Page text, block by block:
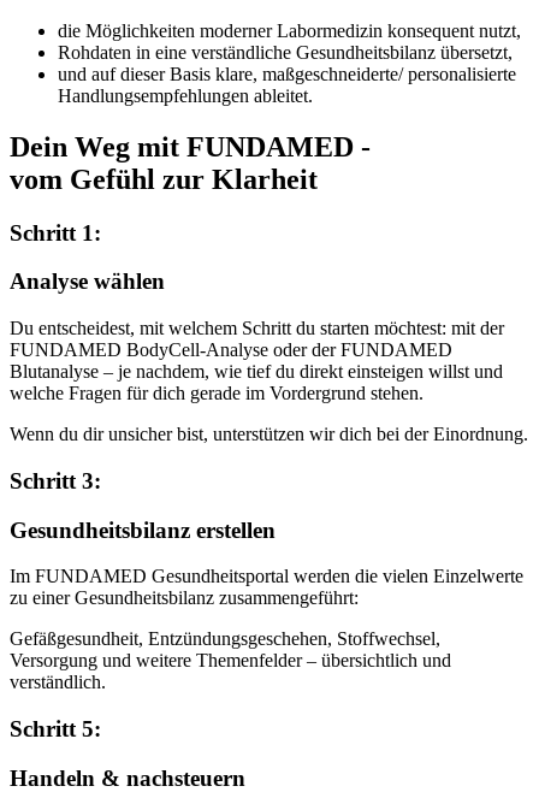
die Möglichkeiten moderner Labormedizin konsequent nutzt,
Rohdaten in eine verständliche Gesundheitsbilanz übersetzt,
und auf dieser Basis klare, maßgeschneiderte/ personalisierte
Handlungsempfehlungen ableitet.
Dein Weg mit FUNDAMED -
vom Gefühl zur Klarheit
Schritt 1:
Analyse wählen
Du entscheidest, mit welchem Schritt du starten möchtest: mit der
FUNDAMED BodyCell-Analyse oder der FUNDAMED
Blutanalyse – je nachdem, wie tief du direkt einsteigen willst und
welche Fragen für dich gerade im Vordergrund stehen.
Wenn du dir unsicher bist, unterstützen wir dich bei der Einordnung.
Schritt 3:
Gesundheitsbilanz erstellen
Im FUNDAMED Gesundheitsportal werden die vielen Einzelwerte
zu einer Gesundheitsbilanz zusammengeführt:
Gefäßgesundheit, Entzündungsgeschehen, Stoffwechsel,
Versorgung und weitere Themenfelder – übersichtlich und
verständlich.
Schritt 5:
Handeln & nachsteuern